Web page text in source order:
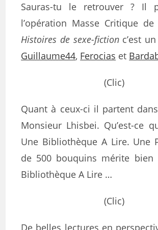
Sauras-tu le retrouver ? Il
l’opération Masse Critique de
Histoires de sexe-fiction c’est
Guillaume44, Ferocias et
(Clic)
Quant à ceux-ci il partent
Monsieur Lhisbei. Qu’est-ce
Une Bibliothèque A Lire. Une
de 500 bouquins mérite
Bibliothèque A Lire …
(Clic)
De belles lectures en